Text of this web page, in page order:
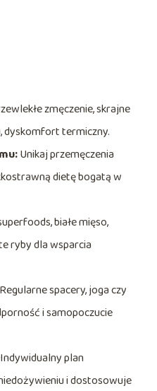
zmęczenie, skrajne
dyskomfort termiczny.
Unikaj przemęczenia
dietę bogatą w
białe mięso,
ryby dla wsparcia
spacery, joga czy
i samopoczucie
plan
i dostosowuje